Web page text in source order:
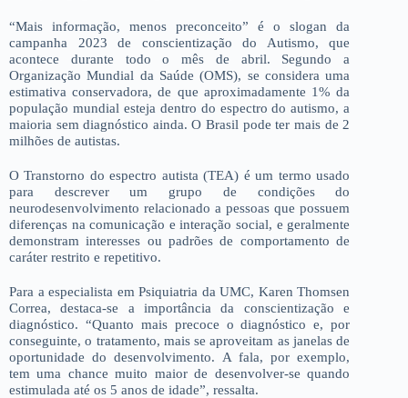
“Mais informação, menos preconceito” é o slogan da
campanha 2023 de conscientização do Autismo, que
acontece durante todo o mês de abril. Segundo a
Organização Mundial da Saúde (OMS), se considera uma
estimativa conservadora, de que aproximadamente 1% da
população mundial esteja dentro do espectro do autismo, a
maioria sem diagnóstico ainda. O Brasil pode ter mais de 2
milhões de autistas.
O Transtorno do espectro autista (TEA) é um termo usado
para descrever um grupo de condições do
neurodesenvolvimento relacionado a pessoas que possuem
diferenças na comunicação e interação social, e geralmente
demonstram interesses ou padrões de comportamento de
caráter restrito e repetitivo.
Para a especialista em Psiquiatria da UMC, Karen Thomsen
Correa, destaca-se a importância da conscientização e
diagnóstico. “Quanto mais precoce o diagnóstico e, por
conseguinte, o tratamento, mais se aproveitam as janelas de
oportunidade do desenvolvimento. A fala, por exemplo,
tem uma chance muito maior de desenvolver-se quando
estimulada até os 5 anos de idade”, ressalta.